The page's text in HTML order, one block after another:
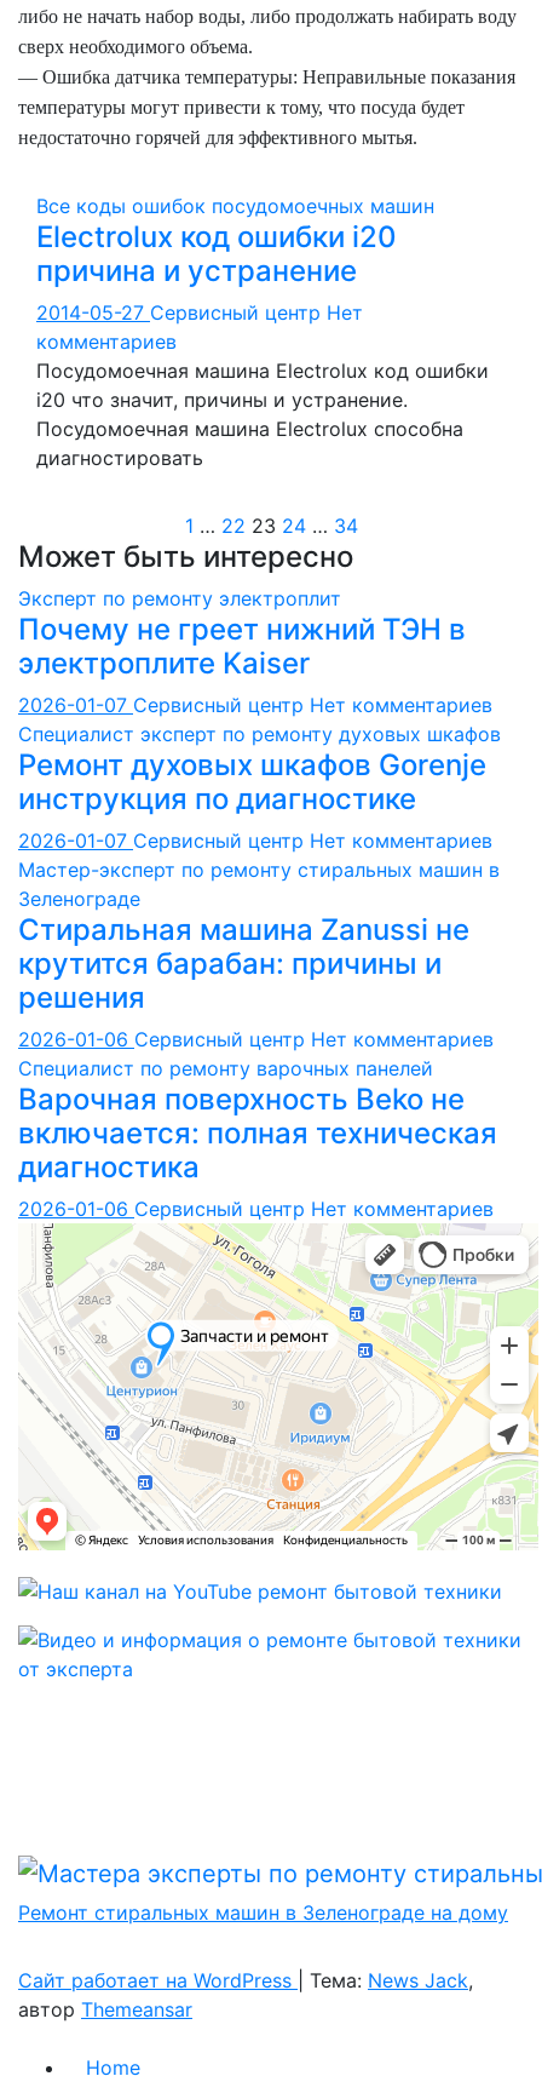
либо не начать набор воды, либо продолжать набирать воду
сверх необходимого объема.
— Ошибка датчика температуры: Неправильные показания
температуры могут привести к тому, что посуда будет
недостаточно горячей для эффективного мытья.
Все коды ошибок посудомоечных машин
Electrolux код ошибки i20
причина и устранение
2014-05-27 Сервисный центр Нет
комментариев
Посудомоечная машина Electrolux код ошибки
i20 что значит, причины и устранение.
Посудомоечная машина Electrolux способна
диагностировать
Пагинация
записей
1 … 22 23 24 … 34
Может быть интересно
Эксперт по ремонту электроплит
Почему не греет нижний ТЭН в
электроплите Kaiser
2026-01-07 Сервисный центр Нет комментариев
Специалист эксперт по ремонту духовых шкафов
Ремонт духовых шкафов Gorenje
инструкция по диагностике
2026-01-07 Сервисный центр Нет комментариев
Мастер-эксперт по ремонту стиральных машин в
Зеленограде
Стиральная машина Zanussi не
крутится барабан: причины и
решения
2026-01-06 Сервисный центр Нет комментариев
Специалист по ремонту варочных панелей
Варочная поверхность Beko не
включается: полная техническая
диагностика
2026-01-06 Сервисный центр Нет комментариев
Ремонт стиральных машин в Зеленограде на дому
Сайт работает на WordPress Тема: News Jack,
автор Themeansar
Home